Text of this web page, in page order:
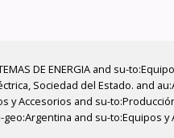
DE ENERGIA and su-
Sociedad del Estado. and
y Accesorios and su-
and su-to:Equipos y